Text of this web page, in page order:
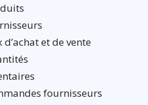
et de vente
fournisseurs